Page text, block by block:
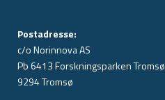
Postadresse:
c/o Norinnova AS
Pb 6413 Forskningsparken Tromsø
9294 Tromsø